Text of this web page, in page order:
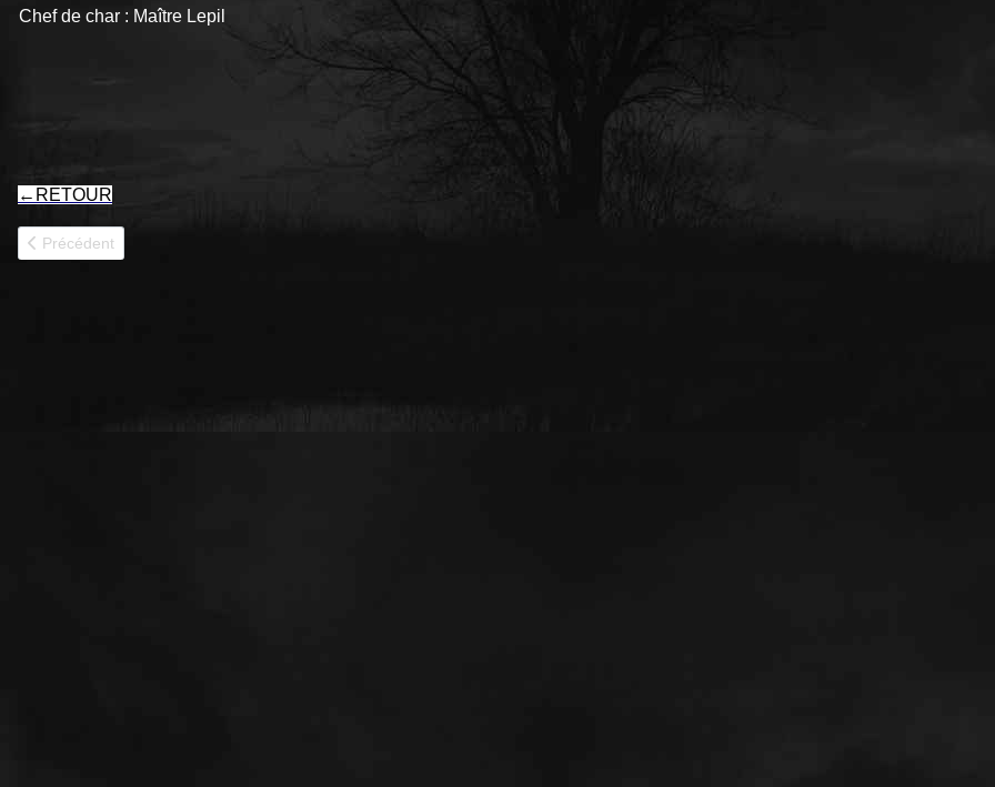
Chef de char : Maître Lepil
← RETOUR
Article précédent : STRASBOURG 9RCA
Précédent